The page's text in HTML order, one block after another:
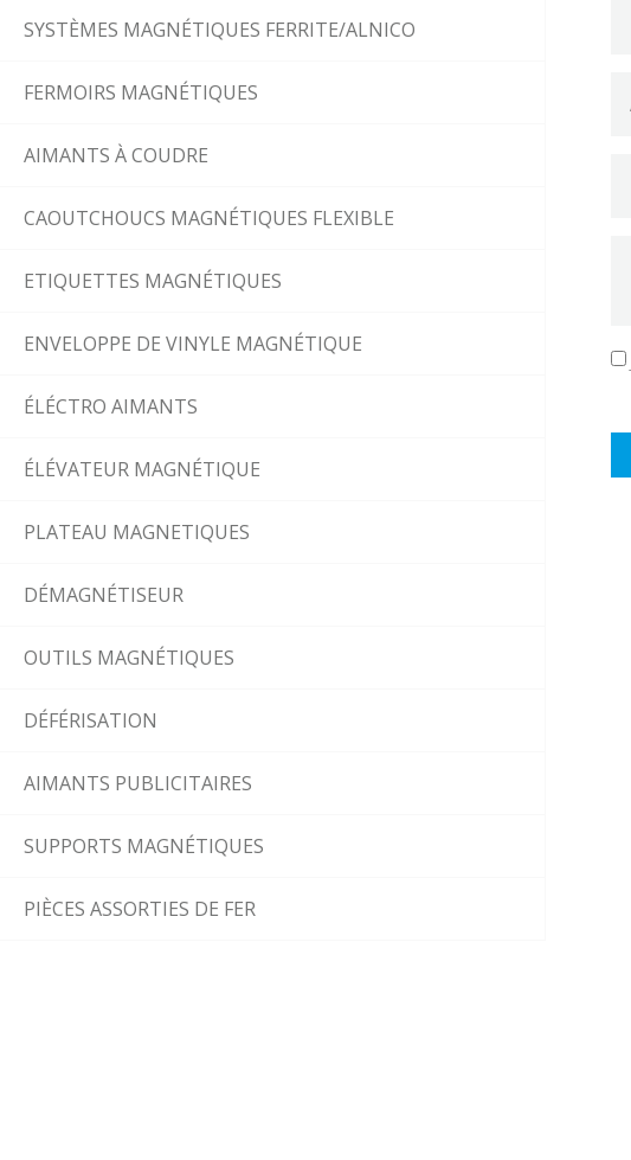
SYSTÈMES MAGNÉTIQUES FERRITE/ALNICO
FERMOIRS MAGNÉTIQUES
AIMANTS À COUDRE
CAOUTCHOUCS MAGNÉTIQUES FLEXIBLE
ETIQUETTES MAGNÉTIQUES
ENVELOPPE DE VINYLE MAGNÉTIQUE
ÉLÉCTRO AIMANTS
ÉLÉVATEUR MAGNÉTIQUE
PLATEAU MAGNETIQUES
DÉMAGNÉTISEUR
OUTILS MAGNÉTIQUES
DÉFÉRISATION
AIMANTS PUBLICITAIRES
SUPPORTS MAGNÉTIQUES
PIÈCES ASSORTIES DE FER